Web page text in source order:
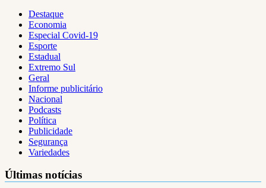
Destaque
Economia
Especial Covid-19
Esporte
Estadual
Extremo Sul
Geral
Informe publicitário
Nacional
Podcasts
Política
Publicidade
Segurança
Variedades
Últimas notícias